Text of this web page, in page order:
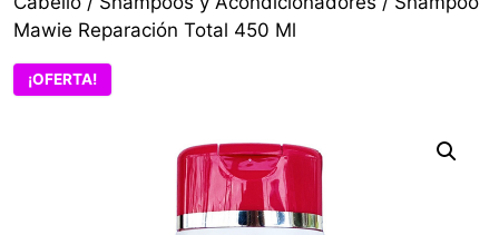
Mawie Reparación Total 450 Ml
¡OFERTA!